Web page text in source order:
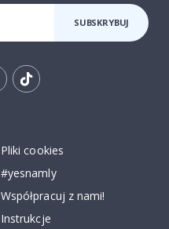
SUBSKRYBUJ
Pliki cookies
#yesnamly
Współpracuj z nami!
Instrukcje